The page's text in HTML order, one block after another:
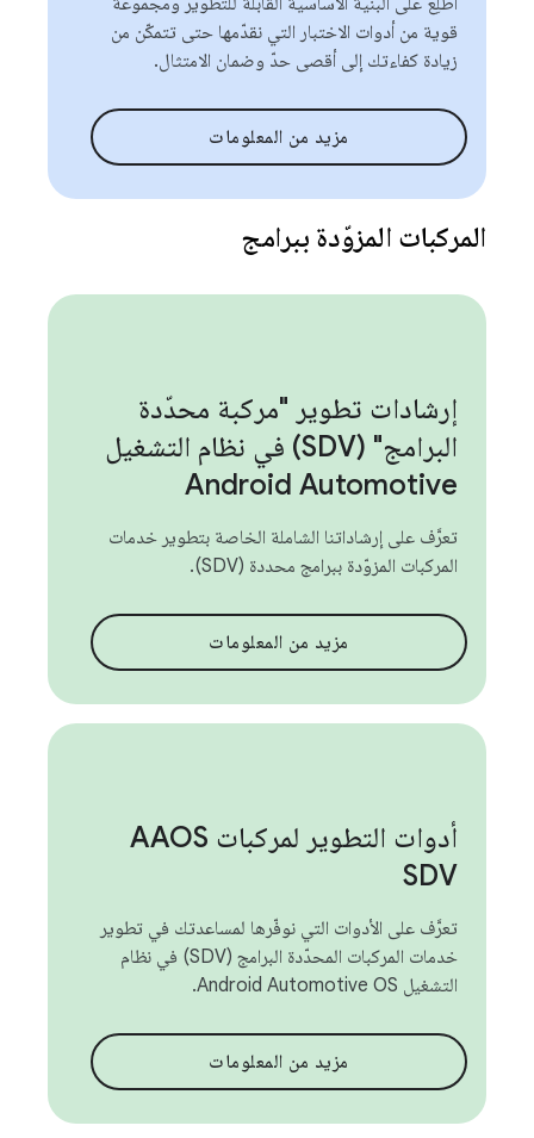
قوية من أدوات الاختبار التي نقدّمها حتى تتمكّن من
زيادة كفاءتك إلى أقصى حدّ وضمان الامتثال.
مزيد من المعلومات
المركبات المزوّدة ببرامج
إرشادات تطوير "مركبة محدّدة
البرامج" (SDV) في نظام التشغيل
Android Automotive
تعرَّف على إرشاداتنا الشاملة الخاصة بتطوير خدمات
المركبات المزوّدة ببرامج محددة (SDV).
مزيد من المعلومات
أدوات التطوير لمركبات AAOS
SDV
تعرَّف على الأدوات التي نوفّرها لمساعدتك في تطوير
خدمات المركبات المحدّدة البرامج (SDV) في نظام
التشغيل Android Automotive OS.
مزيد من المعلومات